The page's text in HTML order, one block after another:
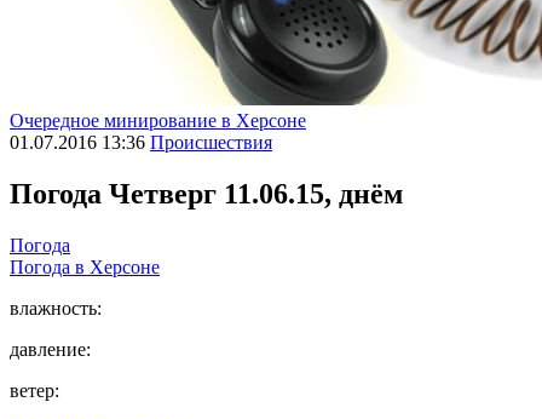
Очередное минирование в Херсоне
01.07.2016 13:36 Происшествия
Погода Четверг 11.06.15, днём
Погода
Погода в Херсоне
влажность:
давление:
ветер: